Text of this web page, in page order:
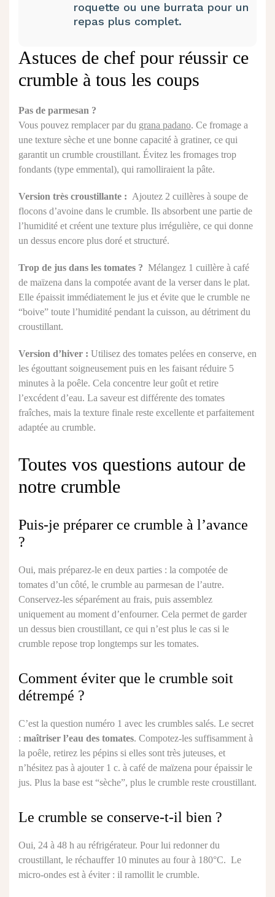
roquette ou une burrata pour un
repas plus complet.
Astuces de chef pour réussir ce
crumble à tous les coups
Pas de parmesan ?
Vous pouvez remplacer par du grana padano. Ce fromage a
une texture sèche et une bonne capacité à gratiner, ce qui
garantit un crumble croustillant. Évitez les fromages trop
fondants (type emmental), qui ramolliraient la pâte.
Version très croustillante : Ajoutez 2 cuillères à soupe de
flocons d’avoine dans le crumble. Ils absorbent une partie de
l’humidité et créent une texture plus irrégulière, ce qui donne
un dessus encore plus doré et structuré.
Trop de jus dans les tomates ? Mélangez 1 cuillère à café
de maïzena dans la compotée avant de la verser dans le plat.
Elle épaissit immédiatement le jus et évite que le crumble ne
“boive” toute l’humidité pendant la cuisson, au détriment du
croustillant.
Version d’hiver : Utilisez des tomates pelées en conserve, en
les égouttant soigneusement puis en les faisant réduire 5
minutes à la poêle. Cela concentre leur goût et retire
l’excédent d’eau. La saveur est différente des tomates
fraîches, mais la texture finale reste excellente et parfaitement
adaptée au crumble.
Toutes vos questions autour de
notre crumble
Puis-je préparer ce crumble à l’avance
?
Oui, mais préparez-le en deux parties : la compotée de
tomates d’un côté, le crumble au parmesan de l’autre.
Conservez-les séparément au frais, puis assemblez
uniquement au moment d’enfourner. Cela permet de garder
un dessus bien croustillant, ce qui n’est plus le cas si le
crumble repose trop longtemps sur les tomates.
Comment éviter que le crumble soit
détrempé ?
C’est la question numéro 1 avec les crumbles salés. Le secret
: maîtriser l’eau des tomates. Compotez-les suffisamment à
la poêle, retirez les pépins si elles sont très juteuses, et
n’hésitez pas à ajouter 1 c. à café de maïzena pour épaissir le
jus. Plus la base est “sèche”, plus le crumble reste croustillant.
Le crumble se conserve-t-il bien ?
Oui, 24 à 48 h au réfrigérateur. Pour lui redonner du
croustillant, le réchauffer 10 minutes au four à 180°C. Le
micro-ondes est à éviter : il ramollit le crumble.